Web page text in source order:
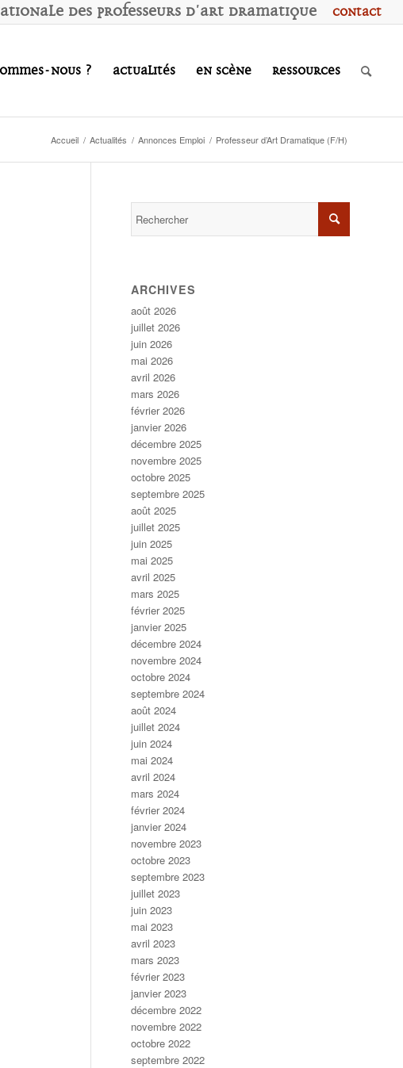
Contact
ationale des Professeurs d'Art Dramatique
nous ? Actualités En scène Ressources
Accueil / Actualités / Annonces Emploi / Professeur d’Art Dramatique (F/H)
ARCHIVES
août 2026
juillet 2026
juin 2026
mai 2026
avril 2026
mars 2026
février 2026
janvier 2026
décembre 2025
novembre 2025
octobre 2025
septembre 2025
août 2025
juillet 2025
juin 2025
mai 2025
avril 2025
mars 2025
février 2025
janvier 2025
décembre 2024
novembre 2024
octobre 2024
septembre 2024
août 2024
juillet 2024
juin 2024
mai 2024
avril 2024
mars 2024
février 2024
janvier 2024
novembre 2023
octobre 2023
septembre 2023
juillet 2023
juin 2023
mai 2023
avril 2023
mars 2023
février 2023
janvier 2023
décembre 2022
novembre 2022
octobre 2022
septembre 2022